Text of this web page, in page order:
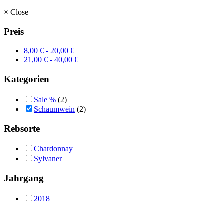
× Close
Preis
8,00 € - 20,00 €
21,00 € - 40,00 €
Kategorien
Sale % (2)
Schaumwein (2)
Rebsorte
Chardonnay
Sylvaner
Jahrgang
2018